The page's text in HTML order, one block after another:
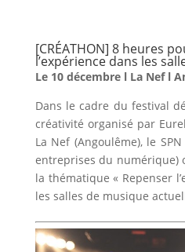
[CRÉATHON] 8 heures
l’expérience dans les
Le 10 décembre l La Nef l
Dans le cadre du festival
créativité organisé par
La Nef (Angoulême), le
entreprises du numérique)
la thématique « Repenser
les salles de musique